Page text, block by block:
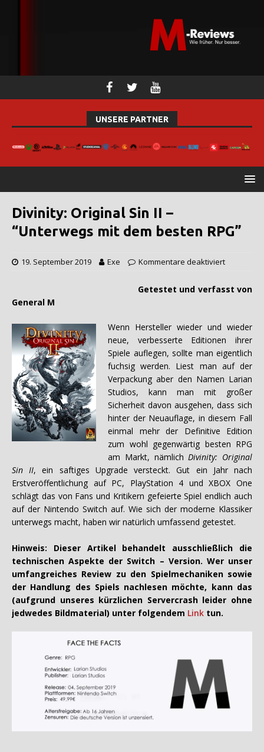
UNSERE PARTNER
Divinity: Original Sin II –
“Unterwegs mit dem besten RPG”
19. September 2019 Exe Kommentare deaktiviert
Getestet und verfasst von
General M
Wenn Hersteller wieder und wieder
neue, verbesserte Editionen ihrer
Spiele auflegen, sollte man eigentlich
fuchsig werden. Liest man auf der
Verpackung aber den Namen Larian
Studios, kann man mit großer
Sicherheit davon ausgehen, dass sich
hinter der Neuauflage, in diesem Fall
einmal mehr der Definitive Edition
zum wohl gegenwärtig besten RPG
am Markt, nämlich Divinity: Original
Sin II, ein saftiges Upgrade versteckt. Gut ein Jahr nach
Erstveröffentlichung auf PC, PlayStation 4 und XBOX One
schlägt das von Fans und Kritikern gefeierte Spiel endlich auch
auf der Nintendo Switch auf. Wie sich der moderne Klassiker
unterwegs macht, haben wir natürlich umfassend getestet.
Hinweis: Dieser Artikel behandelt ausschließlich die
technischen Aspekte der Switch – Version. Wer unser
umfangreiches Review zu den Spielmechaniken sowie
der Handlung des Spiels nachlesen möchte, kann das
(aufgrund unseres kürzlichen Servercrash leider ohne
jedwedes Bildmaterial) unter folgendem Link tun.